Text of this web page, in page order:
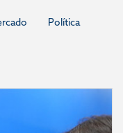
Política